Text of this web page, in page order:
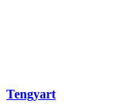
Tengyart